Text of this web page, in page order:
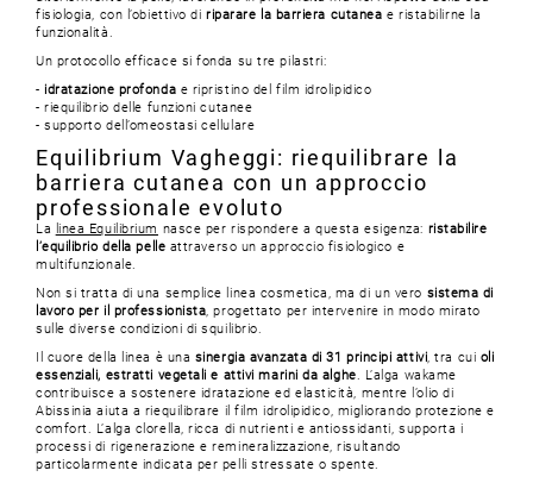
fisiologia, con l’obiettivo diriparare la barriera cutanea e ristabilirne la
funzionalità.
Un protocollo efficace si fonda su tre pilastri:
- idratazione profonda e ripristino del film idrolipidico
- riequilibrio delle funzioni cutanee
- supporto dell’omeostasi cellulare
Equilibrium Vagheggi: riequilibrare la
barriera cutanea con un approccio
professionale evoluto
La linea Equilibrium nasce per rispondere a questa esigenza: ristabilire
l’equilibrio della pelle attraverso un approccio fisiologico e
multifunzionale.
Non si tratta di una semplice linea cosmetica, ma di un vero sistema di
lavoro per il professionista, progettato per intervenire in modo mirato
sulle diverse condizioni di squilibrio.
Il cuore della linea è una sinergia avanzata di 31 principi attivi, tra cui oli
essenziali, estratti vegetali e attivi marini da alghe. L’alga wakame
contribuisce a sostenere idratazione ed elasticità, mentre l’olio di
Abissinia aiuta a riequilibrare il film idrolipidico, migliorando protezione e
comfort. L’alga clorella, ricca di nutrienti e antiossidanti, supporta i
processi di rigenerazione e remineralizzazione, risultando
particolarmente indicata per pelli stressate o spente.